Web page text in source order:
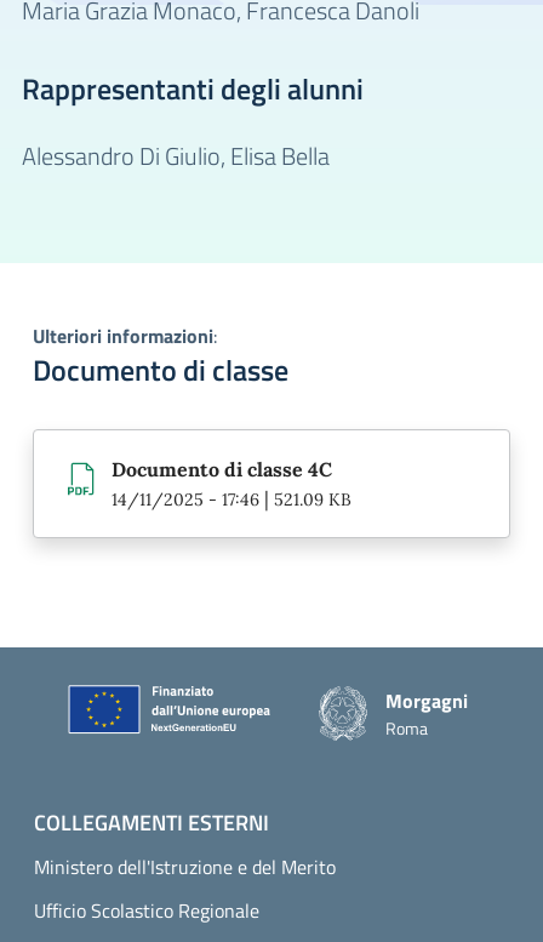
Maria Grazia Monaco,Francesca Danoli
Rappresentanti degli alunni
Alessandro Di Giulio,Elisa Bella
Ulteriori informazioni:
Documento di classe
Documento di classe 4C
14/11/2025 - 17:46 | 521.09 KB
Piè di pagina
Morgagni
Roma
COLLEGAMENTI ESTERNI
Ministero dell'Istruzione e del Merito
Ufficio Scolastico Regionale